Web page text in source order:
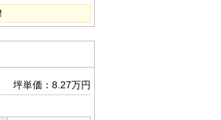
坪単価：8.27万円